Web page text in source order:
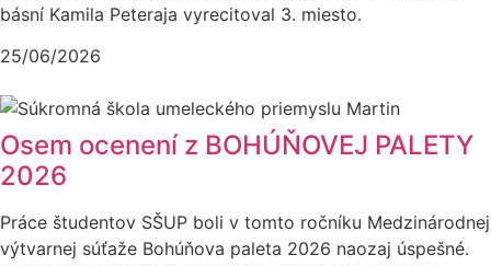
básní Kamila Peteraja vyrecitoval 3. miesto.
25/06/2026
Osem ocenení z BOHÚŇOVEJ PALETY
2026
Práce študentov SŠUP boli v tomto ročníku Medzinárodnej
výtvarnej súťaže Bohúňova paleta 2026 naozaj úspešné.